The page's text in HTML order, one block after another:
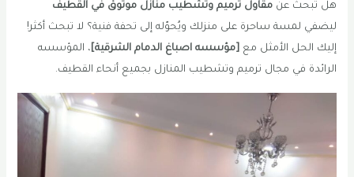
هل تبحث عنمقاول ترميم وتشطيب منازل موثوق في القطيف
ليضفي لمسة ساحرة على منزلك ويُحوّله إلى تحفة فنية؟ لا تبحث أكثر!
إليك الحل الأمثل مع [مؤسسه اصباغ الدمام الشرقية] ، المؤسسه
الرائدة في مجال ترميم وتشطيب المنازل بجميع أنحاء القطيف.